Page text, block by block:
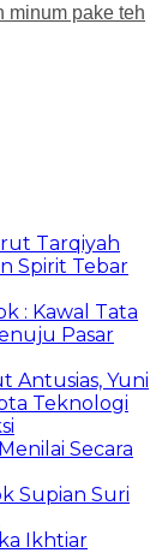
minum pake teh
Tarqiyah
Spirit Tebar
: Kawal Tata
Pasar
Antusias, Yuni
Teknologi
Secara
Supian Suri
Ikhtiar